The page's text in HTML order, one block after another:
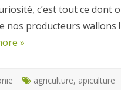
c’est tout ce dont
nos producteurs wallons
»
agriculture, apiculture